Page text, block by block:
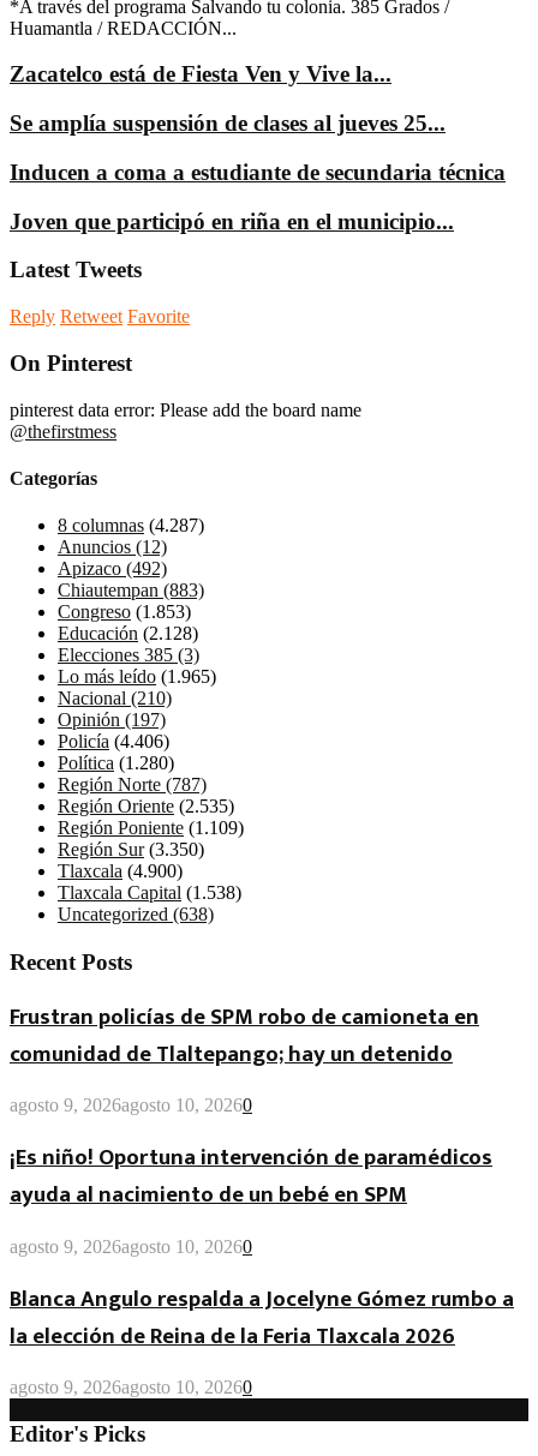
*A través del programa Salvando tu colonia. 385 Grados /
Huamantla / REDACCIÓN...
Zacatelco está de Fiesta Ven y Vive la...
Se amplía suspensión de clases al jueves 25...
Inducen a coma a estudiante de secundaria técnica
Joven que participó en riña en el municipio...
Latest Tweets
Reply Retweet Favorite
On Pinterest
pinterest data error: Please add the board name
@thefirstmess
Categorías
8 columnas (4.287)
Anuncios (12)
Apizaco (492)
Chiautempan (883)
Congreso (1.853)
Educación (2.128)
Elecciones 385 (3)
Lo más leído (1.965)
Nacional (210)
Opinión (197)
Policía (4.406)
Política (1.280)
Región Norte (787)
Región Oriente (2.535)
Región Poniente (1.109)
Región Sur(3.350)
Tlaxcala (4.900)
Tlaxcala Capital (1.538)
Uncategorized (638)
Recent Posts
Frustran policías de SPM robo de camioneta en
comunidad de Tlaltepango; hay un detenido
agosto 9, 2026agosto 10, 20260
¡Es niño! Oportuna intervención de paramédicos
ayuda al nacimiento de un bebé en SPM
agosto 9, 2026agosto 10, 20260
Blanca Angulo respalda a Jocelyne Gómez rumbo a
la elección de Reina de la Feria Tlaxcala 2026
agosto 9, 2026agosto 10, 20260
Editor's Picks